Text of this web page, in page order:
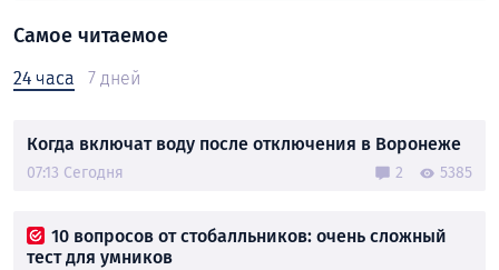
Самое читаемое
24 часа 7 дней
Когда включат воду после отключения в Воронеже
07:13 Сегодня 2 5385
10 вопросов от стобалльников: очень сложный
тест для умников